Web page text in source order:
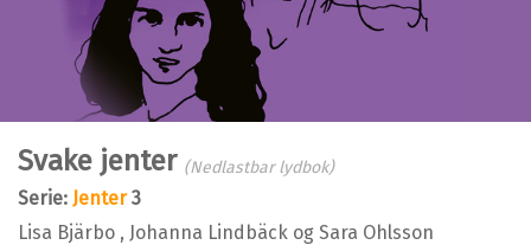
Svake jenter (Nedlastbar lydbok)
Serie: Jenter3
Lisa Bjärbo , Johanna Lindbäck og Sara Ohlsson